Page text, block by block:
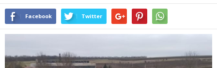
Facebook Twitter